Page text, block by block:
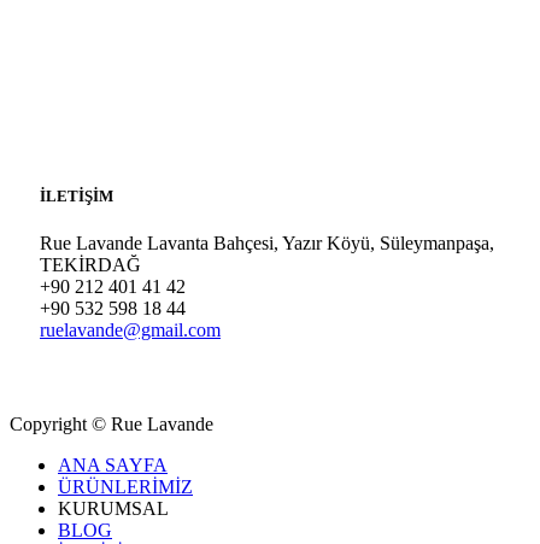
İLETİŞİM
Rue Lavande Lavanta Bahçesi, Yazır Köyü, Süleymanpaşa,
TEKİRDAĞ
+90 212 401 41 42
+90 532 598 18 44
ruelavande@gmail.com
Copyright © Rue Lavande
ANA SAYFA
ÜRÜNLERİMİZ
KURUMSAL
BLOG